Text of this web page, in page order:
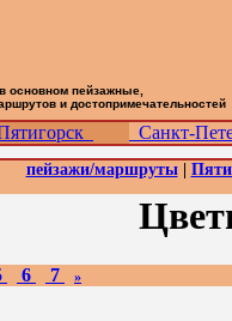
Санкт-
пейзажи/маршруты|
6 7 »
основном пейзажные,
и достопримечательностей